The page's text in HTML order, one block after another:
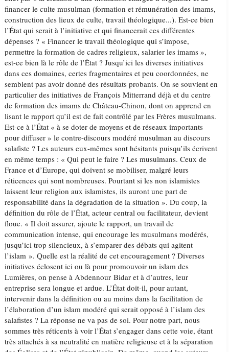
financer le culte musulman (formation et rémunération des imams,
construction des lieux de culte, travail théologique...). Est-ce bien
l’État qui serait à l’initiative et qui financerait ces différentes
dépenses ? « Financer le travail théologique qui s’impose,
permettre la formation de cadres religieux, salarier les imams »,
est-ce bien là le rôle de l’État ? Jusqu’ici les diverses initiatives
dans ces domaines, certes fragmentaires et peu coordonnées, ne
semblent pas avoir donné des résultats probants. On se souvient en
particulier des initiatives de François Mitterrand déjà et du centre
de formation des imams de Château-Chinon, dont on apprend en
lisant le rapport qu’il est de fait contrôlé par les Frères musulmans.
Est-ce à l’État « à se doter de moyens et de réseaux importants
pour diffuser » le contre-discours modéré musulman au discours
salafiste ? Les auteurs eux-mêmes sont hésitants puisqu’ils écrivent
en même temps : « Qui peut le faire ? Les musulmans. Ceux de
France et d’Europe, qui doivent se mobiliser, malgré leurs
réticences qui sont nombreuses. Pourtant si les non islamistes
laissent leur religion aux islamistes, ils auront une part de
responsabilité dans la dégradation de la situation ». Du coup, la
définition du rôle de l’État, acteur central ou facilitateur, devient
floue. « Il doit assurer, ajoute le rapport, un travail de
communication intense, qui encourage les musulmans modérés,
jusqu’ici trop silencieux, à s’emparer des débats qui agitent
l’islam ». Quelle est la réalité de cet encouragement ? Diverses
initiatives éclosent ici ou là pour promouvoir un islam des
Lumières, on pense à Abdennour Bidar et à d’autres, leur
entreprise sera longue et ardue. L’État doit-il, pour autant,
intervenir dans la définition ou au moins dans la facilitation de
l’élaboration d’un islam modéré qui serait opposé à l’islam des
salafistes ? La réponse ne va pas de soi. Pour notre part, nous
sommes très réticents à voir l’État s’engager dans cette voie, étant
très attachés à sa neutralité en matière religieuse et à la séparation